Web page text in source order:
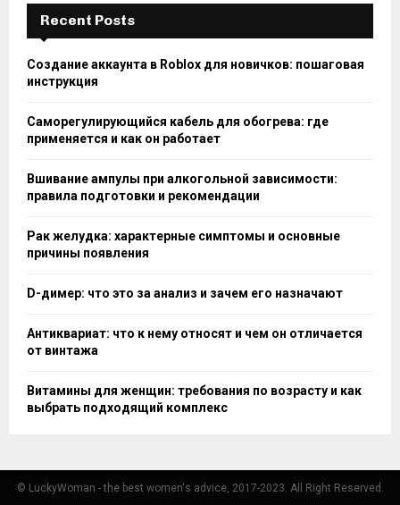
Recent Posts
Создание аккаунта в Roblox для новичков: пошаговая
инструкция
Саморегулирующийся кабель для обогрева: где
применяется и как он работает
Вшивание ампулы при алкогольной зависимости:
правила подготовки и рекомендации
Рак желудка: характерные симптомы и основные
причины появления
D-димер: что это за анализ и зачем его назначают
Антиквариат: что к нему относят и чем он отличается
от винтажа
Витамины для женщин: требования по возрасту и как
выбрать подходящий комплекс
© LuckyWoman - the best women's advice, 2017-2023. All Right Reserved.